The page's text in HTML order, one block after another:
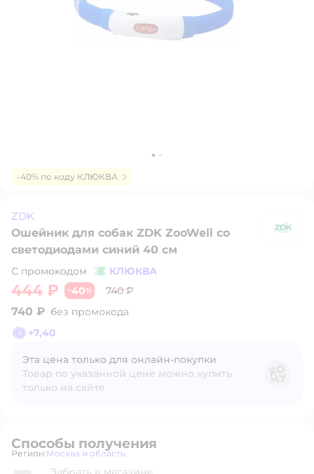
-40% по коду КЛЮКВА
ZDK
Ошейник для собак ZDK ZooWell со
светодиодами синий 40 см
С промокодом КЛЮКВА
444 ₽ −40% 740 ₽
740 ₽ без промокода
+7,40
Эта цена только для онлайн‑покупки
Товар по указанной цене можно купить
только на сайте
Способы получения
Регион: Выбор адреса доставки.
Москва и область